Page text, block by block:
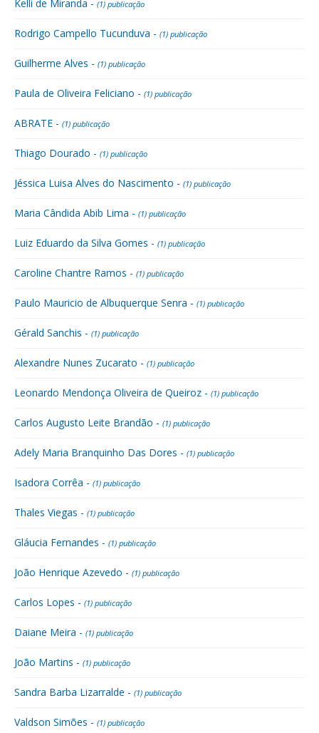
Kelli de Miranda - (1) publicação
Rodrigo Campello Tucunduva - (1) publicação
Guilherme Alves - (1) publicação
Paula de Oliveira Feliciano - (1) publicação
ABRATE - (1) publicação
Thiago Dourado - (1) publicação
Jéssica Luisa Alves do Nascimento - (1) publicação
Maria Cândida Abib Lima - (1) publicação
Luiz Eduardo da Silva Gomes - (1) publicação
Caroline Chantre Ramos - (1) publicação
Paulo Mauricio de Albuquerque Senra - (1) publicação
Gérald Sanchis - (1) publicação
Alexandre Nunes Zucarato - (1) publicação
Leonardo Mendonça Oliveira de Queiroz - (1) publicação
Carlos Augusto Leite Brandão - (1) publicação
Adely Maria Branquinho Das Dores - (1) publicação
Isadora Corrêa - (1) publicação
Thales Viegas - (1) publicação
Gláucia Fernandes - (1) publicação
João Henrique Azevedo - (1) publicação
Carlos Lopes - (1) publicação
Daiane Meira - (1) publicação
João Martins - (1) publicação
Sandra Barba Lizarralde - (1) publicação
Valdson Simões - (1) publicação